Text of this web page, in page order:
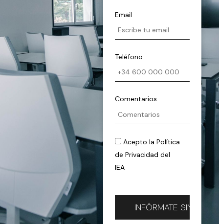
Email
Teléfono
Comentarios
Acepto laPolítica
de Privacidad del
IEA